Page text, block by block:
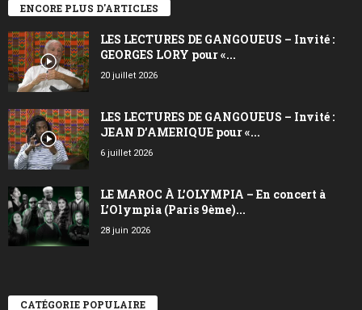
ENCORE PLUS D'ARTICLES
LES LECTURES DE GANGOUEUS – Invité :
GEORGES LORY pour «...
20 juillet 2026
LES LECTURES DE GANGOUEUS – Invité :
JEAN D’AMERIQUE pour «...
6 juillet 2026
LE MAROC À L’OLYMPIA – En concert à
L’Olympia (Paris 9ème)...
28 juin 2026
CATÉGORIE POPULAIRE